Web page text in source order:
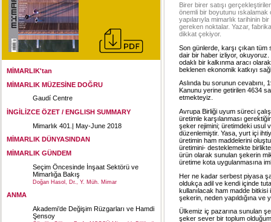
MİMARLIK'tan
MİMARLIK MÜZESİNE DOĞRU
Gaudí Centre
İNGİLİZCE ÖZET / ENGLISH SUMMARY
Mimarlık 401.| May-June 2018
MİMARLIK DÜNYASINDAN
MİMARLIK GÜNDEM
Seçim Öncesinde İnşaat Sektörü ve
Mimarlığa Bakış
Doğan Hasol, Dr., Y. Müh. Mimar
ANMA
Akademi’de Değişim Rüzgarları ve Hamdi
Şensoy
Birer birer satışı
önemli bir boyutunu ıskalamak
yapılarıyla mimarlık tarihinin
gereken noktalar. Yazar,
dikkat çekiyor.
Son günlerde, karşı çıkan
dair bir haber izliyor, okuyoruz.
odaklı bir kalkınma aracı
beklenen ekonomik katkıyı
Aslında bu sorunun cevabını,
Kanunu yerine getirilen 4634
etmekteyiz.
Avrupa Birliği uyum süreci
üretimle karşılanması
şeker rejimini; üretimdeki usul
düzenlemiştir. Yasa, yurt içi
üretimin ham maddelerini
üretimini- desteklemekte
ürün olarak sunulan şekerin
üretime kota uygulanmasına
Her ne kadar serbest piyasa
oldukça adil ve kendi içinde
kullanılacak ham madde
şekerin, neden yapıldığına ve
Ülkemiz iç pazarına sunulan
şeker sever bir toplum